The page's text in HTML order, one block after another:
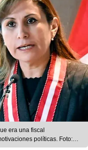
era una fiscal
políticas. Foto: